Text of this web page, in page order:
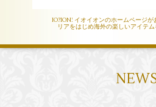
IO?ION! イオイオンのホームページ
リアをはじめ海外の楽しいアイテム